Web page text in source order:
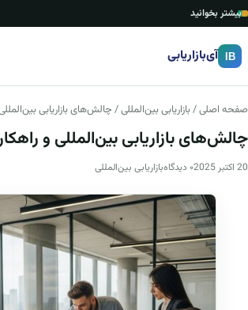
بیشتر بخوانید
IB آی‌بازاریابی
صفحه اصلی/بازاریابی بین‌المللی/ چالش‌های بازاریابی
چالش‌های بازاریابی بین‌المللی و
20 اکتبر 2025 ۰ دیدگاه بازاریابی بین‌المللی